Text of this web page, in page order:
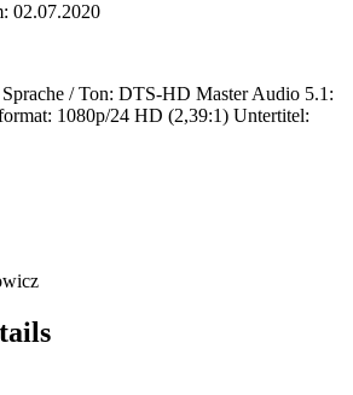
02.07.2020
/ Ton: DTS-HD Master Audio 5.1:
1080p/24 HD (2,39:1) Untertitel: